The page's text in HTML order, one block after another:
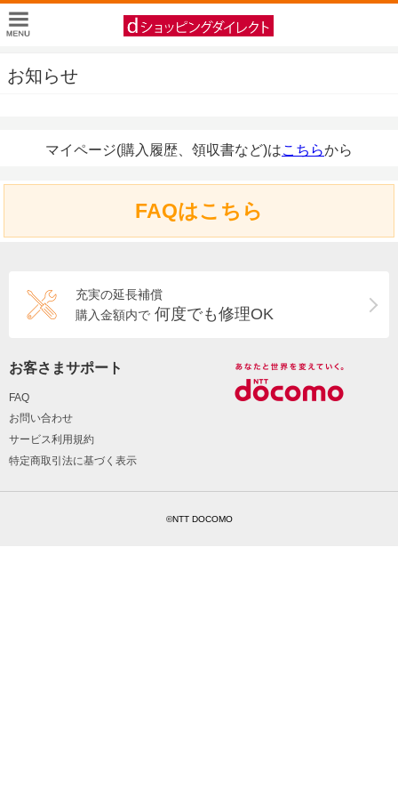
お知らせ
マイページ(購入履歴、領収書など)はこちらから
FAQはこちら
充実の延長補償
購入金額内で 何度でも修理OK
お客さまサポート
FAQ
お問い合わせ
サービス利用規約
特定商取引法に基づく表示
©NTT DOCOMO